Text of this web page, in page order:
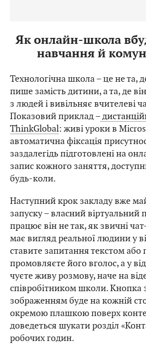
Як онлайн-школа
навчання й
Технологічна школа – це не та,
пише замість дитини, а та, де
з людей і вивільняє вчителеві
Показовий приклад –
ThinkGlobal: живі уроки в
автоматична фіксація
заздалегідь підготовлені на
запис кожного заняття,
будь-коли.
Наступний крок закладу вже
запуску – власний віртуальний
працює він не так, як звичні
має вигляд реальної людини у
ставите запитання текстом або
промовляєте його вголос, а у
чуєте живу розмову, наче на
співробітником школи. Кнопка
зображенням буде на кожній
окремою плашкою поверх
доведеться шукати розділ
робочих годин.